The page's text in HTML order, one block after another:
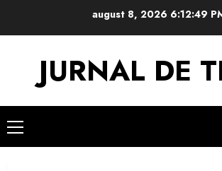
august 8, 2026 6:12:50
JURNAL DE
Primary
Menu